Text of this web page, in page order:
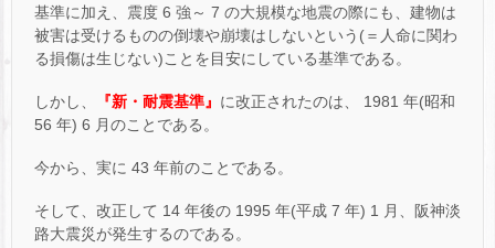
基準に加え、震度 6 強～ 7 の大規模な地震の際にも、建物は
被害は受けるものの倒壊や崩壊はしないという(＝人命に関わ
る損傷は生じない)ことを目安にしている基準である。
しかし、 『新・耐震基準』 に改正されたのは、 1981 年(昭和
56 年) 6 月のことである。
今から、実に 43 年前のことである。
そして、改正して 14 年後の 1995 年(平成 7 年) 1 月、阪神淡
路大震災が発生するのである。